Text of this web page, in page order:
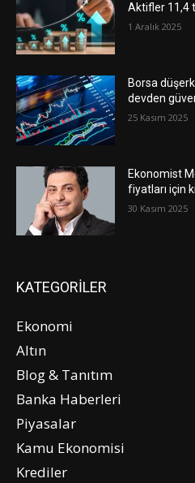
Aktifler 11,4
1 Aralık 2025
Borsa
devden
25 Kasım 2025
Ekonomist
fiyatları için
30 Kasım 2025
KATEGORİLER
Ekonomi
Altın
Blog & Tanıtım
Banka Haberleri
Piyasalar
Kamu Ekonomisi
Krediler